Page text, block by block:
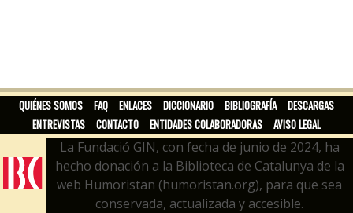
QUIÉNES SOMOS FAQ ENLACES DICCIONARIO BIBLIOGRAFÍA
DESCARGAS
ENTREVISTAS
CONTACTO ENTIDADES COLABORADORAS AVISO LEGAL
La Fundació GIN, con fecha de junio de 2024, ha
hecho donación a la Biblioteca de Catalunya de la
web Humoristan (humoristan.org), para que sea
conservada, actualizada y accesible.